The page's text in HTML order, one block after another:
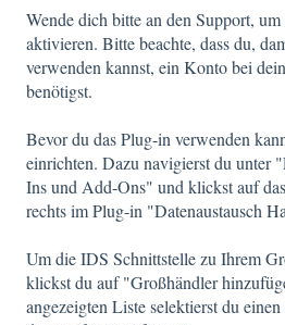
Wende dich bitte an den Support,
aktivieren. Bitte beachte, dass du,
verwenden kannst, ein Konto bei
benötigst.
Bevor du das Plug-in verwenden
einrichten. Dazu navigierst du unter
Ins und Add-Ons" und klickst auf
rechts im Plug-in "Datenaustausch
Um die IDS Schnittstelle zu Ihrem
klickst du auf "Großhändler
angezeigten Liste selektierst du